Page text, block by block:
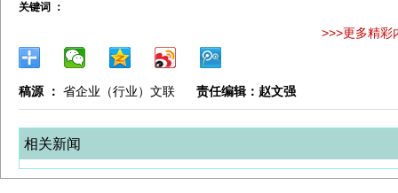
关键词 ：
>>>更多精彩
稿源 ： 省企业（行业）文联 责任编辑：赵文强
相关新闻